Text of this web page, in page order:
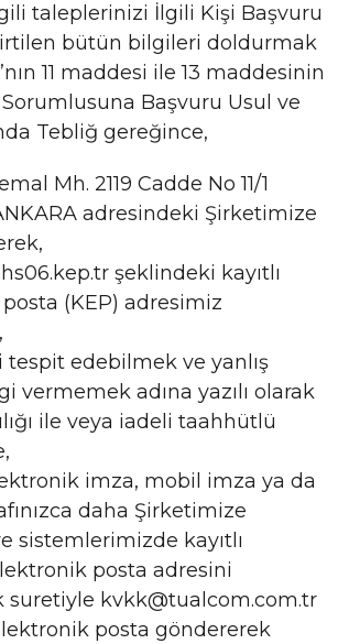
taleplerinizi İlgili Kişi Başvuru
bütün bilgileri doldurmak
11 maddesi ile 13 maddesinin
Sorumlusuna Başvuru Usul ve
Tebliğ gereğince,
Mh. 2119 Cadde No 11/1
adresindeki Şirketimize
şeklindeki kayıtlı
(KEP) adresimiz
edebilmek ve yanlış
vermemek adına yazılı olarak
ile veya iadeli taahhütlü
imza, mobil imza ya da
daha Şirketimize
sistemlerimizde kayıtlı
posta adresini
suretiyle kvkk@tualcom.com.tr
posta göndererek